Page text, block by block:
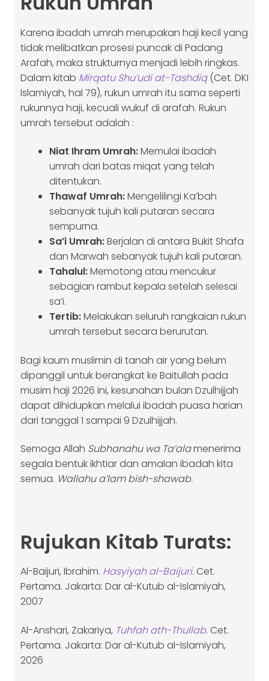
Karena ibadah umrah merupakan haji kecil yang
tidak melibatkan prosesi puncak di Padang
Arafah, maka strukturnya menjadi lebih ringkas.
Dalam kitab Mirqatu Shu’udi at-Tashdiq (Cet. DKI
Islamiyah, hal 79), rukun umrah itu sama seperti
rukunnya haji, kecuali wukuf di arafah. Rukun
umrah tersebut adalah :
Niat Ihram Umrah:Memulai ibadah
umrah dari batas miqat yang telah
ditentukan.
Thawaf Umrah:Mengelilingi Ka’bah
sebanyak tujuh kali putaran secara
sempurna.
Sa’i Umrah:Berjalan di antara Bukit Shafa
dan Marwah sebanyak tujuh kali putaran.
Tahalul:Memotong atau mencukur
sebagian rambut kepala setelah selesai
sa’i.
Tertib:Melakukan seluruh rangkaian rukun
umrah tersebut secara berurutan.
Bagi kaum muslimin di tanah air yang belum
dipanggil untuk berangkat ke Baitullah pada
musim haji 2026 ini, kesunahan bulan Dzulhijjah
dapat dihidupkan melalui ibadah puasa harian
dari tanggal 1 sampai 9 Dzulhijjah.
Semoga Allah Subhanahu wa Ta’alamenerima
segala bentuk ikhtiar dan amalan ibadah kita
semua. Wallahu a’lam bish-shawab.
Rujukan Kitab Turats:
Al-Baijuri, Ibrahim. Hasyiyah al-Baijuri. Cet.
Pertama. Jakarta: Dar al-Kutub al-Islamiyah,
2007
Al-Anshari, Zakariya, Tuhfah ath-Thullab. Cet.
Pertama. Jakarta: Dar al-Kutub al-Islamiyah,
2026